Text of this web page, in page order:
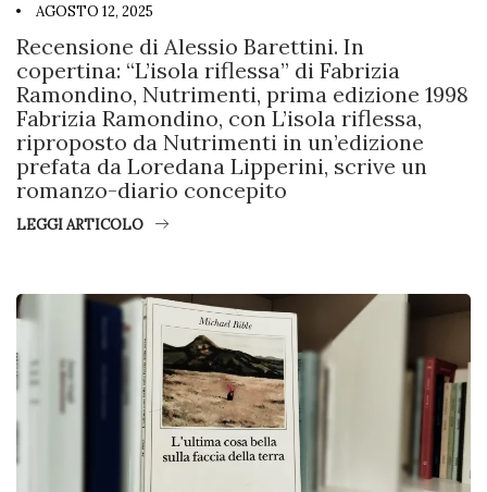
AGOSTO 12, 2025
Recensione di Alessio Barettini. In
copertina: “L’isola riflessa” di Fabrizia
Ramondino, Nutrimenti, prima edizione 1998
Fabrizia Ramondino, con L’isola riflessa,
riproposto da Nutrimenti in un’edizione
prefata da Loredana Lipperini, scrive un
romanzo-diario concepito
LEGGI ARTICOLO